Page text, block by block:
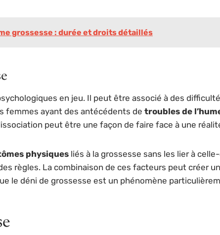
grossesse : durée et droits détaillés
en jeu. Il peut être associé à des
femmes ayant des antécédents de troubles de
peut être une façon de faire face à une
physiques liés à la grossesse sans les lier à
règles. La combinaison de ces facteurs peut créer
le déni de grossesse est un phénomène